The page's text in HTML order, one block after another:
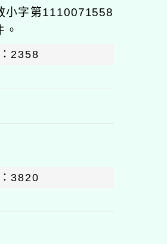
小字第1110071558
2358
3820